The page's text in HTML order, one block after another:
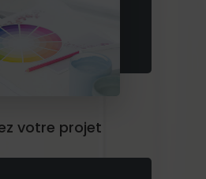
votre projet